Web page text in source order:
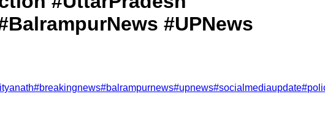
#UPNews
#breakingnews#balrampurnews#upnews#socialmediaupdate#